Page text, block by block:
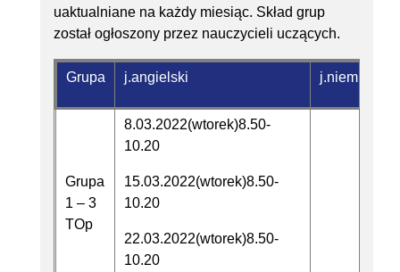
uaktualniane na każdy miesiąc. Skład grup
został ogłoszony przez nauczycieli uczących.
Grupa j.angielski j.niemiecki
Grupa
1 – 3
TOp
8.03.2022(wtorek)8.50-
10.20
15.03.2022(wtorek)8.50-
10.20
22.03.2022(wtorek)8.50-
10.20